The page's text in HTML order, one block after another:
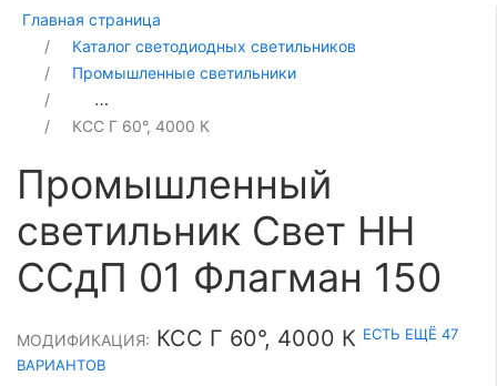
Главная страница
Каталог светодиодных светильников
Промышленные светильники
Промышленный светильник Свет НН ССдП 01
КСС Г 60°, 4000 К
Промышленный
светильник Свет НН
ССдП 01 Флагман 150
МОДИФИКАЦИЯ: КСС Г 60°, 4000 К ЕСТЬ ЕЩЁ 47
ВАРИАНТОВ